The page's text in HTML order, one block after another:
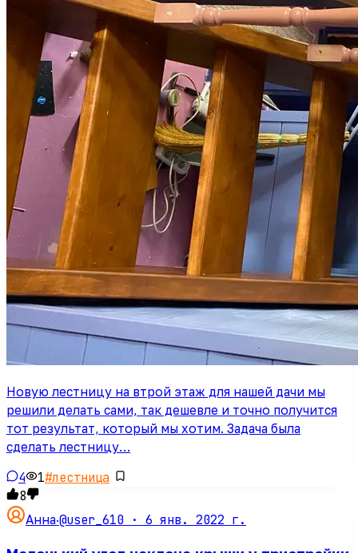
Новую лестницу на втрой этаж для нашей дачи мы
решили делать сами, так дешевле и точно получится
тот результат, который мы хотим. Задача была
сделать лестницу…
4 1#лестница
8
Анна·@user_610 · 6 янв. 2022 г.